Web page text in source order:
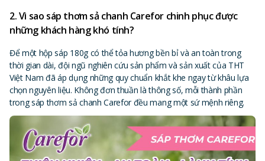
2. Vì sao sáp thơm sả chanh Carefor chinh phục được
những khách hàng khó tính?
Để một hộp sáp 180g có thể tỏa hương bền bỉ và an toàn trong
thời gian dài, đội ngũ nghiên cứu sản phẩm và sản xuất của THT
Việt Nam đã áp dụng những quy chuẩn khắt khe ngay từ khâu lựa
chọn nguyên liệu. Không đơn thuần là thông số, mỗi thành phần
trong sáp thơm sả chanh Carefor đều mang một sứ mệnh riêng.